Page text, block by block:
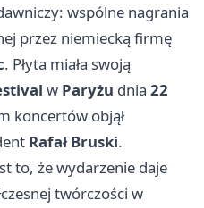
wspólne nagrania
przez niemiecką firmę
. Płyta miała swoją
w Paryżu dnia 22
koncertów objął
Rafał Bruski.
to, że wydarzenie daje
twórczości w